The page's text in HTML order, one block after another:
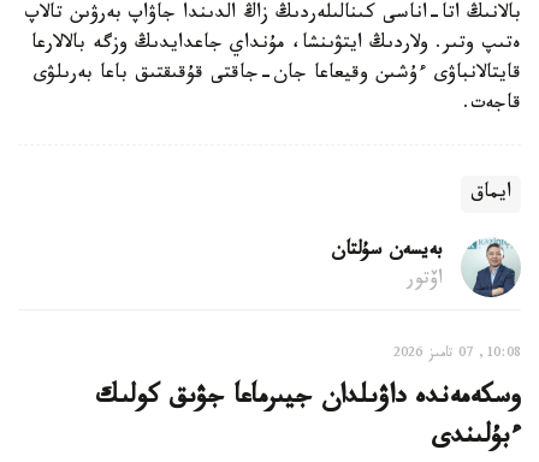
بالانىڭ اتا-اناسى كىنالىلەردىڭ زاڭ الدىندا جاۋاپ بەرۋىن تالاپ
ەتىپ وتىر. ولاردىڭ ايتۋىنشا، مۇنداي جاعدايدىڭ وزگە بالالارعا
قايتالانباۋى ءۇشىن وقيعاعا جان-جاقتى قۇقىقتىق باعا بەرىلۋى
قاجەت.
ايماق
بەيسەن سۇلتان
اۆتور
10:08, 07 تامىز 2026
وسكەمەندە داۋىلدان جيىرماعا جۋىق كولىك
ءبۇلىندى